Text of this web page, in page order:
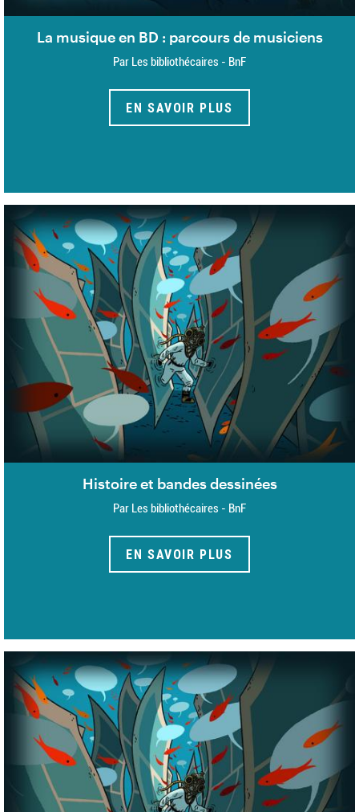
La musique en BD : parcours de musiciens
Par Les bibliothécaires - BnF
EN SAVOIR PLUS
Histoire et bandes dessinées
Par Les bibliothécaires - BnF
EN SAVOIR PLUS